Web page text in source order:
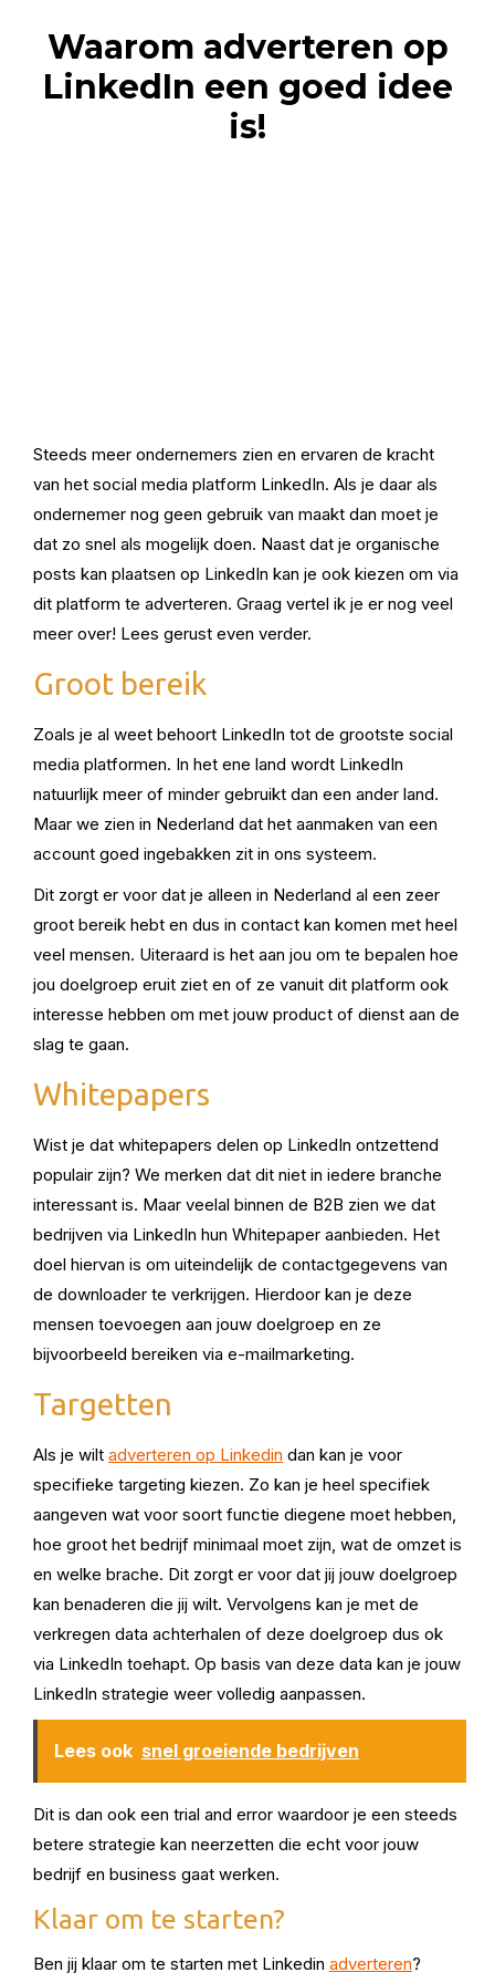
Waarom adverteren op
LinkedIn een goed idee
is!
Steeds meer ondernemers zien en ervaren de kracht
van het social media platform LinkedIn. Als je daar als
ondernemer nog geen gebruik van maakt dan moet je
dat zo snel als mogelijk doen. Naast dat je organische
posts kan plaatsen op LinkedIn kan je ook kiezen om via
dit platform te adverteren. Graag vertel ik je er nog veel
meer over! Lees gerust even verder.
Groot bereik
Zoals je al weet behoort LinkedIn tot de grootste social
media platformen. In het ene land wordt LinkedIn
natuurlijk meer of minder gebruikt dan een ander land.
Maar we zien in Nederland dat het aanmaken van een
account goed ingebakken zit in ons systeem.
Dit zorgt er voor dat je alleen in Nederland al een zeer
groot bereik hebt en dus in contact kan komen met heel
veel mensen. Uiteraard is het aan jou om te bepalen hoe
jou doelgroep eruit ziet en of ze vanuit dit platform ook
interesse hebben om met jouw product of dienst aan de
slag te gaan.
Whitepapers
Wist je dat whitepapers delen op LinkedIn ontzettend
populair zijn? We merken dat dit niet in iedere branche
interessant is. Maar veelal binnen de B2B zien we dat
bedrijven via LinkedIn hun Whitepaper aanbieden. Het
doel hiervan is om uiteindelijk de contactgegevens van
de downloader te verkrijgen. Hierdoor kan je deze
mensen toevoegen aan jouw doelgroep en ze
bijvoorbeeld bereiken via e-mailmarketing.
Targetten
Als je wilt adverteren op Linkedin dan kan je voor
specifieke targeting kiezen. Zo kan je heel specifiek
aangeven wat voor soort functie diegene moet hebben,
hoe groot het bedrijf minimaal moet zijn, wat de omzet is
en welke brache. Dit zorgt er voor dat jij jouw doelgroep
kan benaderen die jij wilt. Vervolgens kan je met de
verkregen data achterhalen of deze doelgroep dus ok
via LinkedIn toehapt. Op basis van deze data kan je jouw
LinkedIn strategie weer volledig aanpassen.
Lees ook snel groeiende bedrijven
Dit is dan ook een trial and error waardoor je een steeds
betere strategie kan neerzetten die echt voor jouw
bedrijf en business gaat werken.
Klaar om te starten?
Ben jij klaar om te starten met Linkedin adverteren?